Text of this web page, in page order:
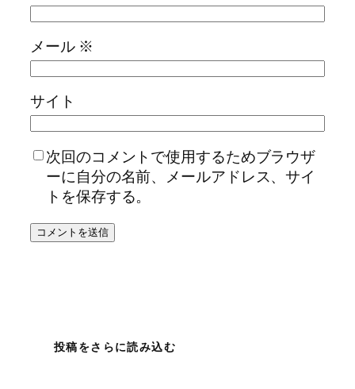
メール ※
サイト
次回のコメントで使用するためブラウザ
ーに自分の名前、メールアドレス、サイ
トを保存する。
投稿をさらに読み込む